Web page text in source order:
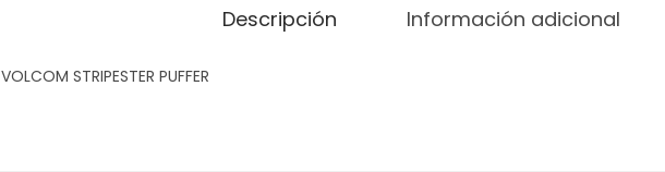
Descripción Información adicional
VOLCOM STRIPESTER PUFFER